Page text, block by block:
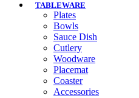
TABLEWARE
Plates
Bowls
Sauce Dish
Cutlery
Woodware
Placemat
Coaster
Accessories